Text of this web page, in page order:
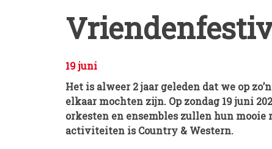
19 juni
Het is alweer 2 jaar geleden dat we op
elkaar mochten zijn. Op zondag 19 juni
orkesten en ensembles zullen hun
activiteiten is Country & Western.